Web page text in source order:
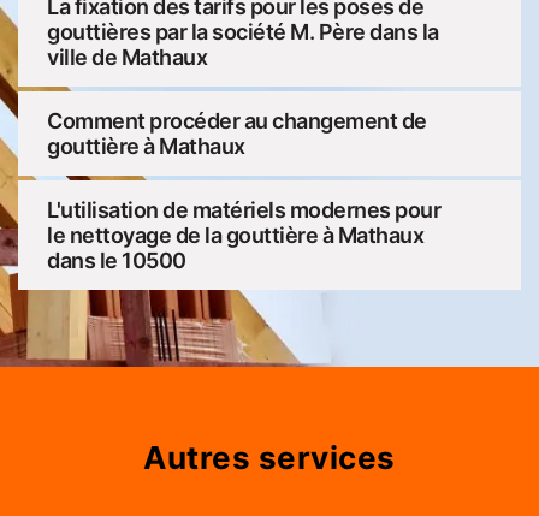
La fixation des tarifs pour les poses de
gouttières par la société M. Père dans la
ville de Mathaux
Comment procéder au changement de
gouttière à Mathaux
L'utilisation de matériels modernes pour
le nettoyage de la gouttière à Mathaux
dans le 10500
Autres services